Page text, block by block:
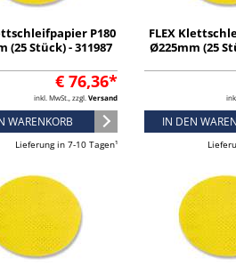
P180
(25 Stück) - 311987
€ 76,36*
inkl. MwSt., zzgl. Versand
WARENKORB
Lieferung in 7-10 Tagen¹
FLEX
Ø225mm (25
IN DEN